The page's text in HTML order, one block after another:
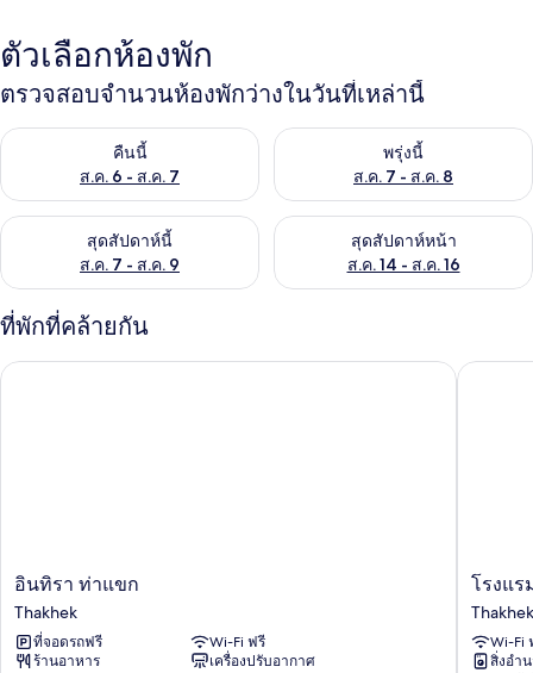
ตัวเลือกห้องพัก
ตรวจสอบจำนวนห้องพักว่างในวันที่เหล่านี้
คืนนี้
ส.ค. 6 - ส.ค. 7
ตรวจสอบจำนวนห้องพักว่างในคืนนี้ ส.ค. 6 - ส.ค. 7พรุ่งนี้
ส.ค. 7 - ส.ค. 8
ตรวจสอบจำนวนห้องพักว่างใน
สุดสัปดาห์นี้
ส.ค. 7 - ส.ค. 9
ตรวจสอบจำนวนห้องพักว่างในสุดสัปดาห์นี้ ส.ค. 7 - ส.ค. 9
สุดสัปดาห์หน้า
ส.ค. 14 - ส.ค. 16
ตรวจสอบจำนวนห้องพักว่างใน
ที่พักที่คล้ายกัน
อิน
ทิรา
ท่า
แขก
Thakhek
อินทิรา ท่าแขก
Thakhek
ที่จอดรถฟรี
Wi-Fi ฟรี
ร้านอาหาร
เครื่องปรับอากาศ
อินทิรา ท่าแขก
โรงแรม
เมะ
คอง
Thakhek
โรงแร
Thakhek
Wi-Fi
สิ่งอำ
โรงแรม